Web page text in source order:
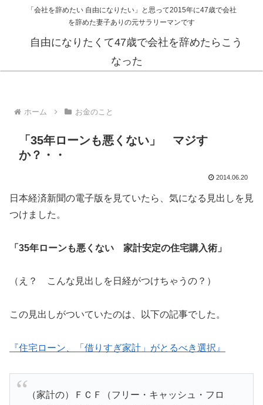
「会社を辞めたい 自由になりたい」と思って2015年に47歳で会社
を辞めた妻子ありの元サラリーマンです
自由になりたくて47歳で会社を辞めたらこう
なった
ホーム お金のこと
「35年ローンも悪くない」 マジす
か？・・
2014.06.20
日本経済新聞の電子版を見ていたら、気になる見出しを見
つけました。
「35年ローンも悪くない 家計安定の住宅購入術」
（え？ こんな見出しを日経がつけちゃうの？）
この見出しがついていたのは、以下の記事でした。
『住宅ローン、「借りすぎ家計」がとるべき選択』
（家計の）ＦＣＦ（フリー・キャッシュ・フロ